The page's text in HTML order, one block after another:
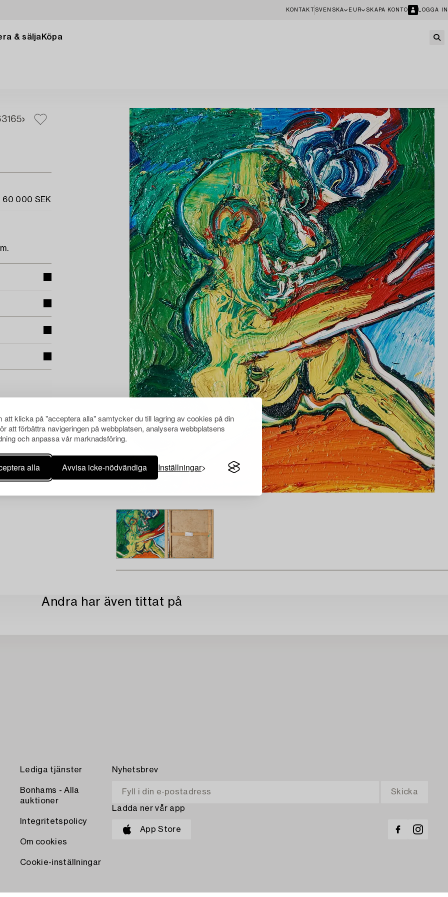
att klicka på "acceptera alla" samtycker du till lagring av cookies på din
att förbättra navigeringen på webbplatsen, analysera webbplatsens
och anpassa vår marknadsföring.
alla Avvisa icke-nödvändiga Inställningar
KONTAKT SVENSKA EUR SKAPA KONTO LOGGA IN
& sälja Köpa
165
000 SEK
Andra har även tittat på
Lediga tjänster
Bonhams - Alla
auktioner
Integritetspolicy
Om cookies
Cookie-inställningar
Nyhetsbrev
Ladda ner vår app
App Store